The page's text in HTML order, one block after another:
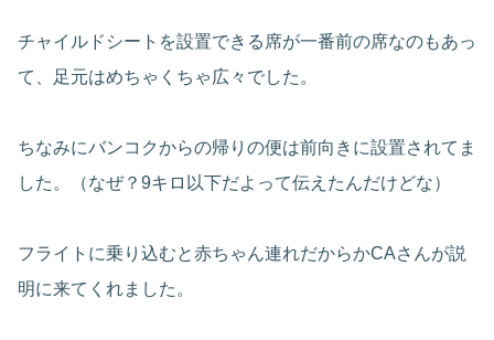
チャイルドシートを設置できる席が一番前の席なのもあっ
て、足元はめちゃくちゃ広々でした。
ちなみにバンコクからの帰りの便は前向きに設置されてま
した。（なぜ？9キロ以下だよって伝えたんだけどな）
フライトに乗り込むと赤ちゃん連れだからかCAさんが説
明に来てくれました。